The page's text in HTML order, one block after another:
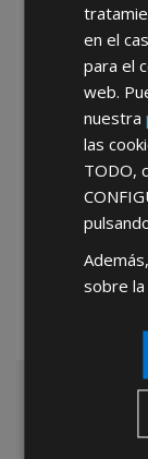
en el
para el
web.
nuestra
las
TODO,
sobre